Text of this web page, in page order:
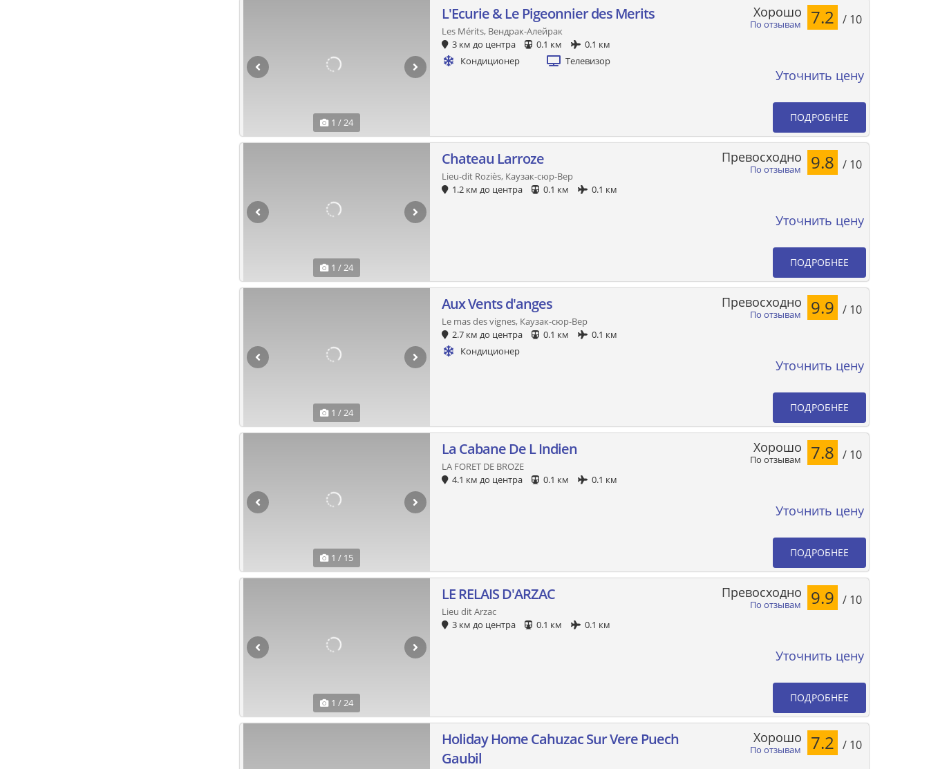
1 / 24
L'Ecurie & Le Pigeonnier des Merits
Les Mérits, Вендрак-Алейрак
3 км до центра
0.1 км
0.1 км
Кондиционер
Телевизор
По отзывам
Хорошо 7.2 / 10
Уточнить цену
ПОДРОБНЕЕ
1 / 24
Chateau Larroze
Lieu-dit Roziès, Каузак-сюр-Вер
1.2 км до центра
0.1 км 0.1 км
По отзывам
Превосходно 9.8 / 10
Уточнить цену
ПОДРОБНЕЕ
1 / 24
Aux Vents d'anges
Le mas des vignes, Каузак-сюр-Вер
2.7 км до центра
0.1 км
0.1 км
Кондиционер
По отзывам
Превосходно 9.9 / 10
Уточнить цену
ПОДРОБНЕЕ
1 / 15
La Cabane De L Indien
LA FORET DE BROZE
4.1 км до центра
0.1 км 0.1 км
По отзывам
Хорошо 7.8 / 10
Уточнить цену
ПОДРОБНЕЕ
1 / 24
LE RELAIS D'ARZAC
Lieu dit Arzac
3 км до центра
0.1 км 0.1 км
По отзывам
Превосходно 9.9 / 10
Уточнить цену
ПОДРОБНЕЕ
Holiday Home Cahuzac Sur Vere Puech
Gaubil
По отзывам
Хорошо 7.2 / 10